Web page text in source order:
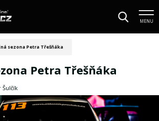
MENU
sezona Petra Třešňáka
Petra Třešňáka
Šulčík